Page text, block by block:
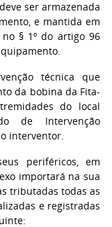
ser armazenada
e mantida em
§ 1º do artigo 96
técnica que
da bobina da Fita-
do local
de Intervenção
interventor.
periféricos, em
importará na sua
tributadas todas as
e registradas